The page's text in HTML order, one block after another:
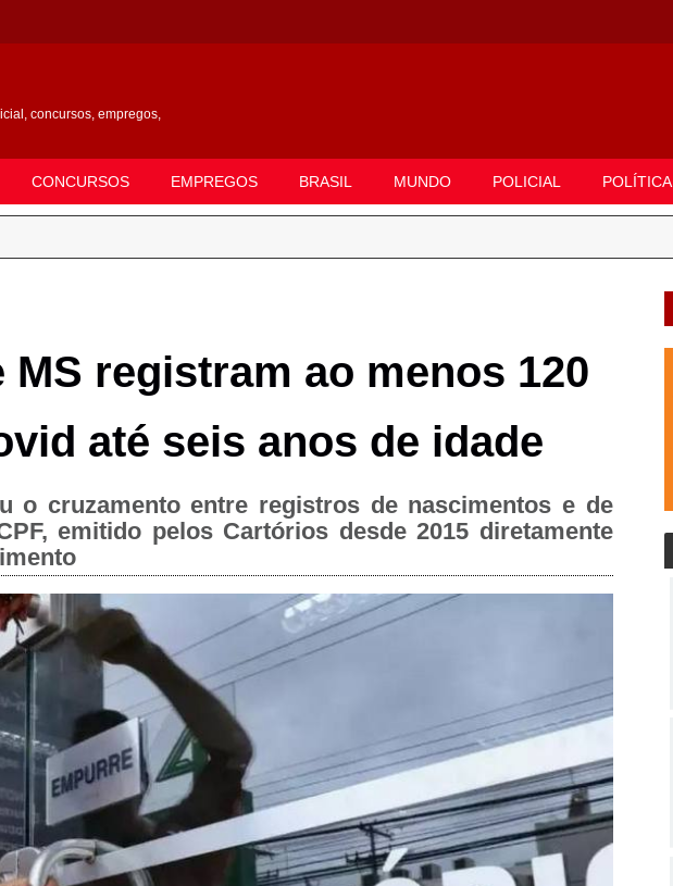
concursos, empregos,
CONCURSOS EMPREGOS BRASIL MUNDO POLICIAL POLÍTICA
registram ao menos 120
até seis anos de idade
o cruzamento entre registros de nascimentos e de
emitido pelos Cartórios desde 2015 diretamente